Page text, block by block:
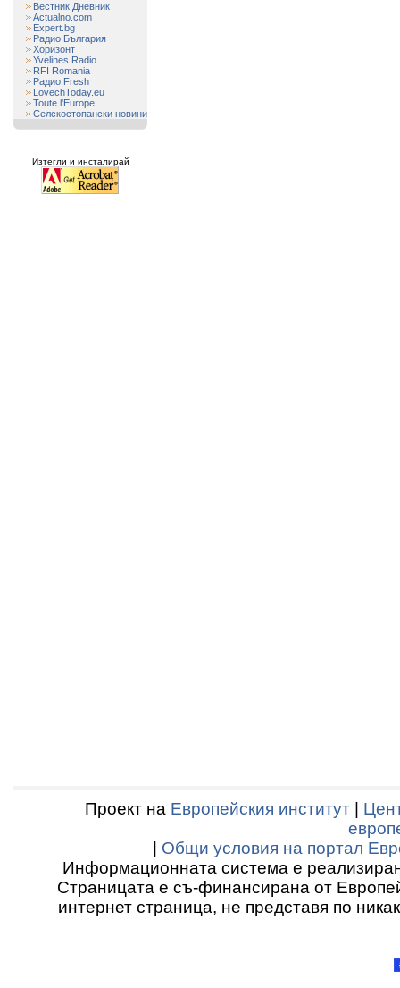
Вестник Дневник
Actualno.com
Expert.bg
Радио България
Хоризонт
Yvelines Radio
RFI Romania
Радио Fresh
LovechToday.eu
Toute l'Europe
Селскостопански новини
Изтегли и инсталирай
Проект на Европейския институт
Общи условия на портал
Информационната система е
Страницата е съ-финансирана от
интернет страница, не представя по